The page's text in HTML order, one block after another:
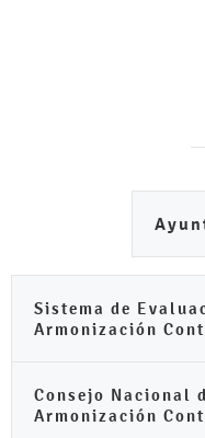
Sistema de
Armonización
Consejo Nacional
Armonización